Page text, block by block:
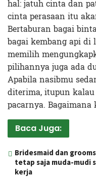
hal: jatuh cinta dan
cinta perasaan itu
Bertaburan bagai
bagai kembang api
memilih
pilihannya juga ada
Apabila nasibmu
diterima, itupun
pacarnya.
Baca Juga:
Bridesmaid dan
tetap saja muda-mudi
kerja